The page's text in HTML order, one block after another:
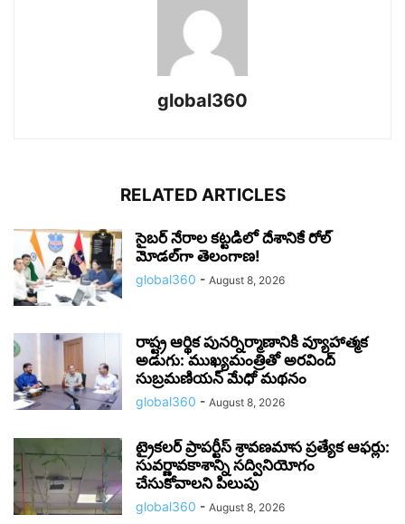
global360
RELATED ARTICLES
సైబర్ నేరాల కట్టడిలో దేశానికే రోల్‌
మోడల్‌గా తెలంగాణ!
global360 - August 8, 2026
రాష్ట్ర ఆర్థిక పునర్నిర్మాణానికి వ్యూహాత్మక
అడుగు: ముఖ్యమంత్రితో అరవింద్
సుబ్రమణియన్ మేధో మథనం
global360 - August 8, 2026
ట్రైకలర్ ప్రాపర్టీస్ శ్రావణమాస ప్రత్యేక ఆఫర్లు:
సువర్ణావకాశాన్ని సద్వినియోగం
చేసుకోవాలని పిలుపు
global360 - August 8, 2026